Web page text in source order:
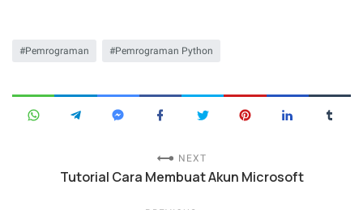
Pemrograman Pemrograman Python
NEXT
Tutorial Cara Membuat Akun Microsoft